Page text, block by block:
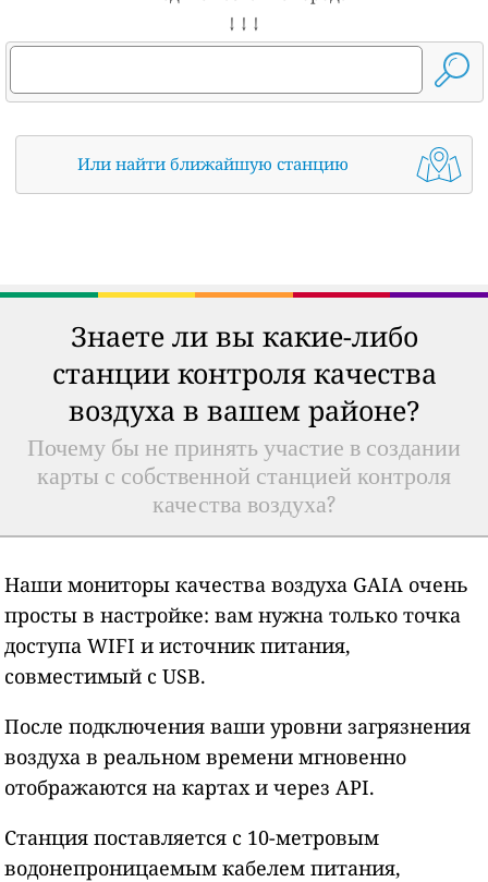
↓ ↓ ↓
Или найти ближайшую станцию
Знаете ли вы какие-либо
станции контроля качества
воздуха в вашем районе?
Почему бы не принять участие в создании
карты с собственной станцией контроля
качества воздуха?
Наши мониторы качества воздуха GAIA очень
просты в настройке: вам нужна только точка
доступа WIFI и источник питания,
совместимый с USB.
После подключения ваши уровни загрязнения
воздуха в реальном времени мгновенно
отображаются на картах и через API.
Станция поставляется с 10-метровым
водонепроницаемым кабелем питания,